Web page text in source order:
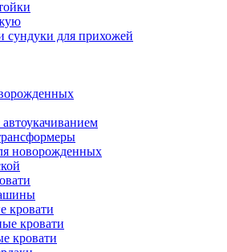
сундуки для прихожей
новорожденных
кровати
кровати
кровати